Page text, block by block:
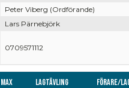
Peter Viberg (Ordförande)
Lars Pärnebjörk
0709571112
Max Lagtävling Förare/